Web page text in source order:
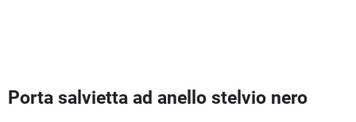
Porta salvietta ad anello stelvio nero